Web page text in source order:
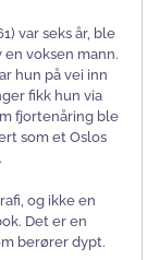
var seks år, ble
en voksen mann.
hun på vei inn
fikk hun via
fjortenåring ble
som et Oslos
og ikke en
Det er en
berører dypt.